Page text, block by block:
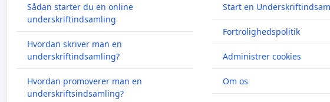
Sådan starter du en online
underskriftindsamling
Hvordan skriver man en
underskriftindsamling?
Hvordan promoverer man en
underskriftsindsamling?
Start en
Fortrolighedspolitik
Administrer cookies
Om os